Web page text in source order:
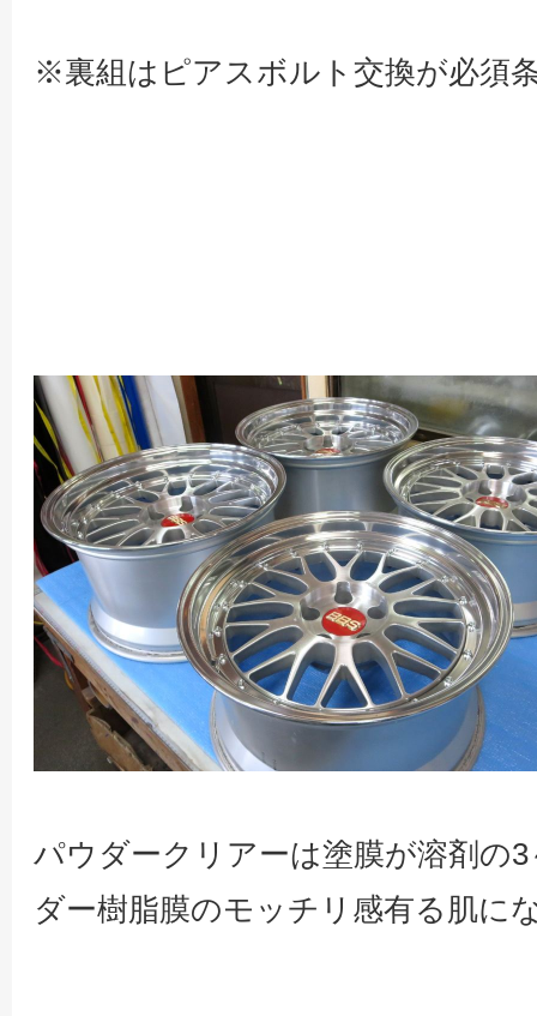
※裏組はピアスボルト交換が必須
パウダークリアーは塗膜が溶剤の
ダー樹脂膜のモッチリ感有る肌に